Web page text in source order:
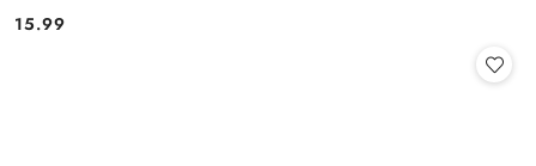
Cena:
15.99